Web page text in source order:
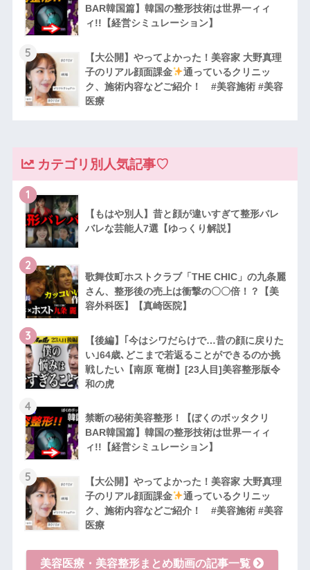
BAR韓国篇】韓国の整形技術は世界一ィィ
ィ!!【経営シミュレーション】
5
【大公開】やってよかった！美容家 大野真理
子のリアル顔面課金
通っているクリニッ
ク、施術内容などご紹介！ #美容施術 #美容
医療
カテゴリ別人気記事♡
1
【もはや別人】昔と顔が違いすぎて整形バレ
バレな芸能人7選【ゆっくり解説】
2
歌舞伎町ホストクラブ「THE CHIC」の九条麗
さん、整形後の売上は衝撃の〇〇倍！？【美
容外科医】【真崎医院】
3
【後編】｢今はシワだらけで…昔の顔に戻りた
い｣64歳､どこまで若返ることができるのか挑
戦したい【南原 竜樹】[23人目]美容整形版令
和の虎
4
禁断の秘術美容整形！【ぼくのボッタクリ
BAR韓国篇】韓国の整形技術は世界一ィィ
ィ!!【経営シミュレーション】
5
【大公開】やってよかった！美容家 大野真理
子のリアル顔面課金
通っているクリニッ
ク、施術内容などご紹介！ #美容施術 #美容
医療
美容医療・美容整形まとめ動画の記事一覧